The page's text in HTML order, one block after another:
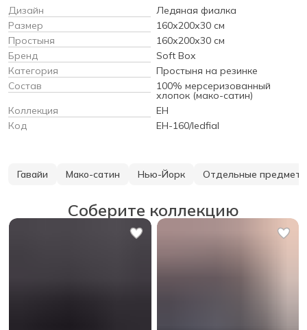
Дизайн
Ледяная фиалка
Размер
160х200х30 см
Простыня
160х200х30 см
Бренд
Soft Box
Категория
Простыня на резинке
Состав
100% мерсеризованный
хлопок (мако-сатин)
Коллекция
EH
Код
EH-160/ledfial
Гавайи Мако-сатин Нью-Йорк Отдельные предметы
Соберите коллекцию